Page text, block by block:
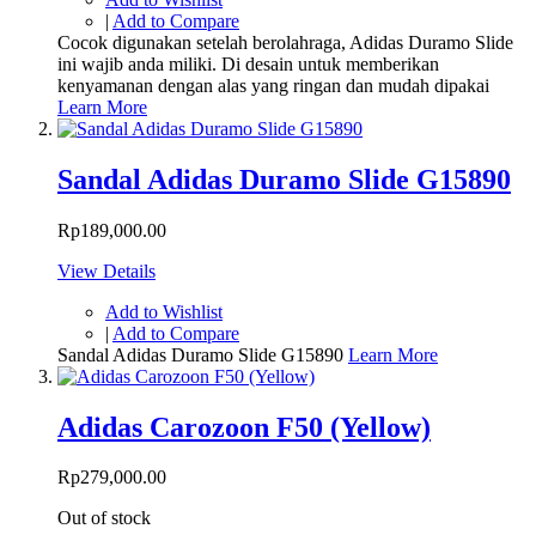
| Add to Compare
Cocok digunakan setelah berolahraga, Adidas Duramo Slide
ini wajib anda miliki. Di desain untuk memberikan
kenyamanan dengan alas yang ringan dan mudah dipakai
Learn More
Sandal Adidas Duramo Slide G15890
Rp189,000.00
View Details
Add to Wishlist
| Add to Compare
Sandal Adidas Duramo Slide G15890 Learn More
Adidas Carozoon F50 (Yellow)
Rp279,000.00
Out of stock